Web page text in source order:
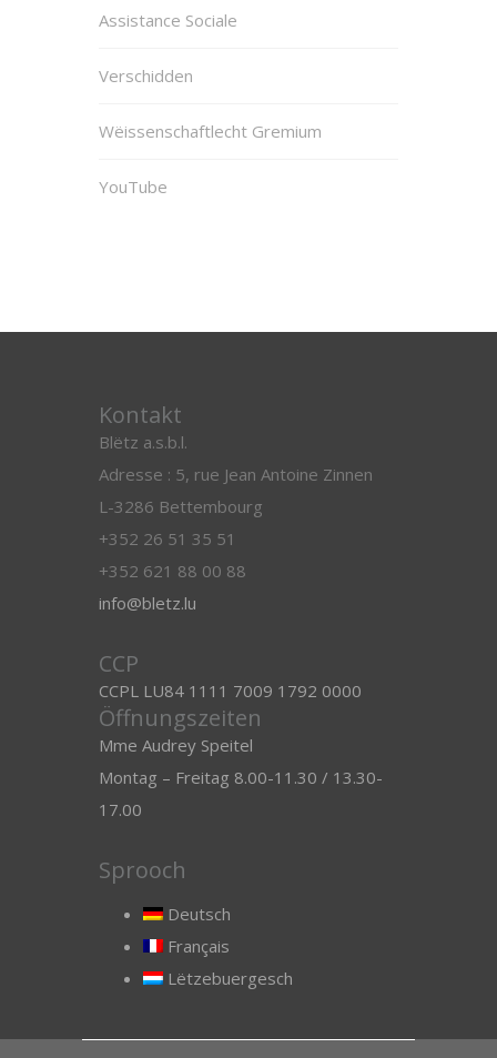
Assistance Sociale
Verschidden
Wëissenschaftlecht Gremium
YouTube
Kontakt
Blëtz a.s.b.l.
Adresse : 5, rue Jean Antoine Zinnen
L-3286 Bettembourg
+352 26 51 35 51
+352 621 88 00 88
info@bletz.lu
CCP
CCPL LU84 1111 7009 1792 0000
Öffnungszeiten
Mme Audrey Speitel
Montag – Freitag 8.00-11.30 / 13.30-
17.00
Sprooch
Deutsch
Français
Lëtzebuergesch